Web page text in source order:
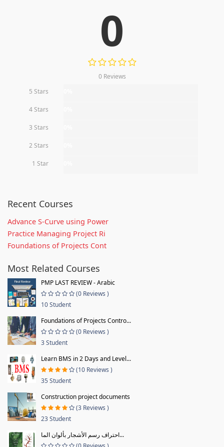
0
0 Reviews
5 Stars
4 Stars
3 Stars
2 Stars
1 Star
Recent Courses
Advance S-Curve using Power
Practice Managing Project Ri
Foundations of Projects Cont
Most Related Courses
PMP LAST REVIEW - Arabic
(0 Reviews )
10 Student
Foundations of Projects Contro...
(0 Reviews )
3 Student
Learn BMS in 2 Days and Level...
(10 Reviews )
35 Student
Construction project documents
(3 Reviews )
23 Student
احتراف رسم الأشجار بألوان الما...